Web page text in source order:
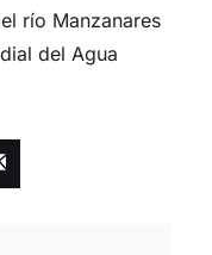
río Manzanares
del Agua